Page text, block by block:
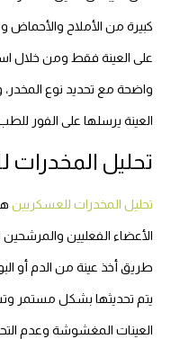
كبيرة من الأملاح والأحماض
على العينة فقط ومن خلال
واضحة مع تحديد نوع
العينة يرسلها على الفور
تحليل المخدرات
تحليل المخدرات للعسكريين
الأعضاء الفعليين
طريق أخذ عينة من الدم أو
يتم تحديثها بشكل مستمر
العينات المغشوشة وعدم